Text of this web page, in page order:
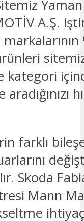
A.Ş.
kategori
farklı
Skoda
Mann